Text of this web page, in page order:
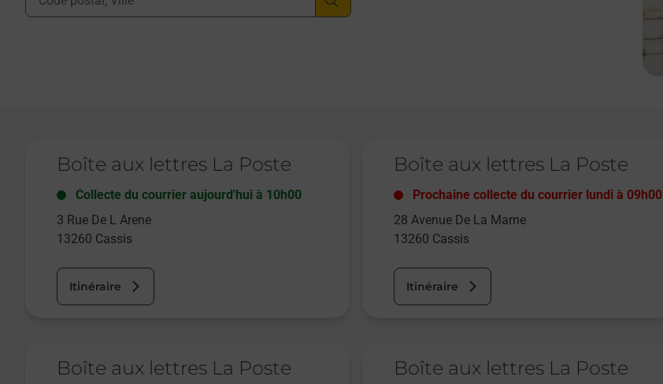
Boîte aux lettres La Poste
Collecte du courrier aujourd'hui à 10h00
3 Rue De L Arene
13260 Cassis
Itinéraire
Boîte aux lettres La Poste
Prochaine collecte du courrier lundi à 09h00
28 Avenue De La Marne
13260 Cassis
Itinéraire
Boîte aux lettres La Poste Boîte aux lettres La Poste